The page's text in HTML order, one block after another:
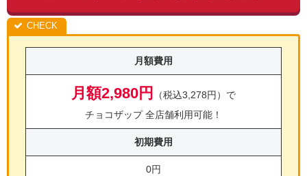
月額費用
月額2,980円
（税込3,278円）で
チョコザップ 全店舗利用可能！
初期費用
0円